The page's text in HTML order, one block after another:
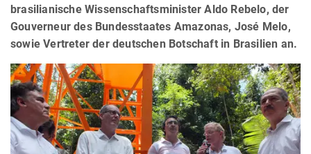
brasilianische Wissenschaftsminister Aldo Rebelo, der
Gouverneur des Bundesstaates Amazonas, José Melo,
sowie Vertreter der deutschen Botschaft in Brasilien an.